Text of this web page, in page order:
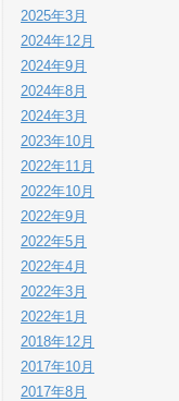
2025年3月
2024年12月
2024年9月
2024年8月
2024年3月
2023年10月
2022年11月
2022年10月
2022年9月
2022年5月
2022年4月
2022年3月
2022年1月
2018年12月
2017年10月
2017年8月